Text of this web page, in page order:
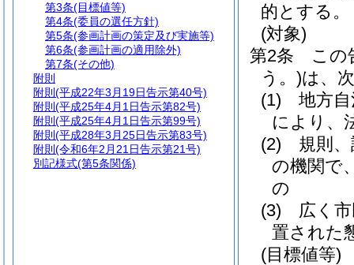
的とする。
(対象)
第2条
この
う。)は、
(1)
地方
により、
(2)
規則
の機関で
の
(3)
広く
置された
(目標値等)
第3条(目標値等)
第4条(委員の選任方針)
第5条(参画計画の策定及び実施等)
第6条(参画計画の適用除外)
第7条(その他)
附則
附則 (平成22年3月19日告示第40号)
附則 (平成25年4月1日告示第82号)
附則 (平成25年4月1日告示第99号)
附則 (平成28年3月25日告示第83号)
附則 (令和6年2月21日告示第21号)
別記様式(第5条関係)